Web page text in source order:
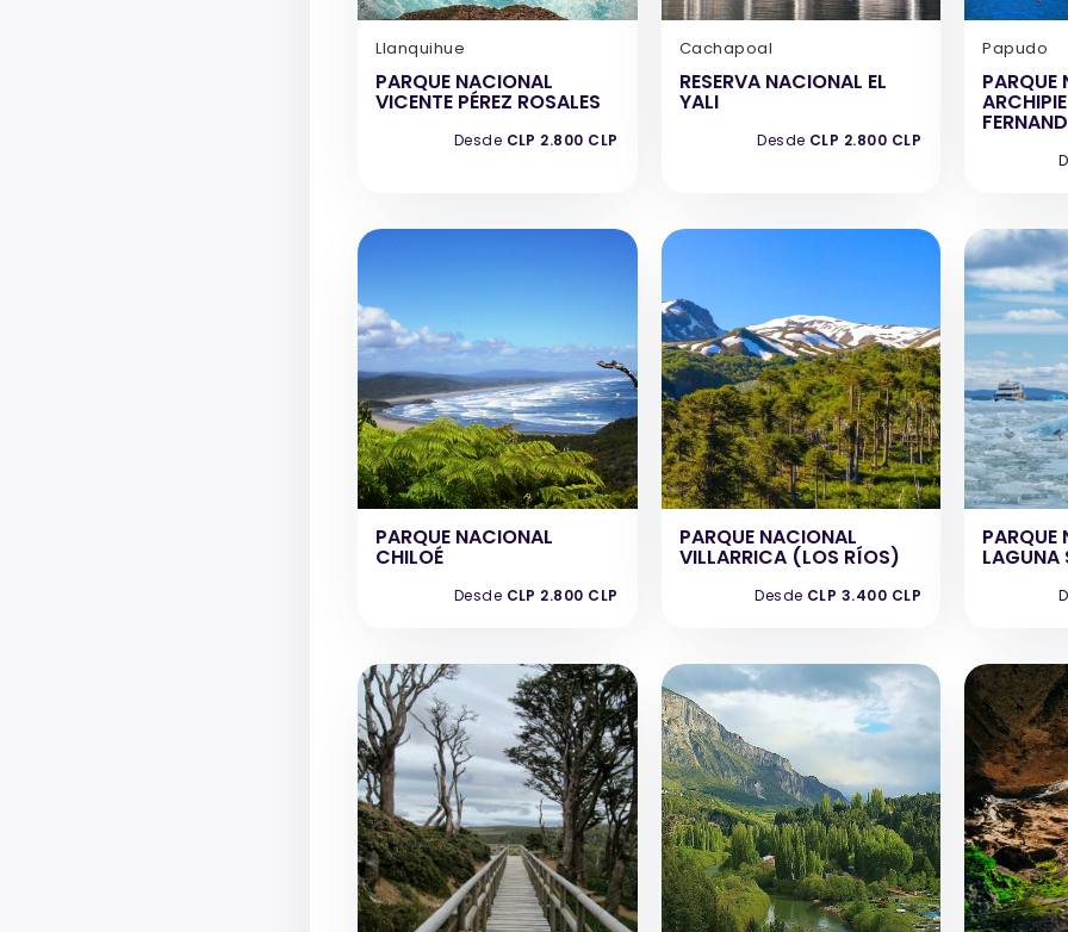
Llanquihue
PARQUE NACIONAL
VICENTE PÉREZ ROSALES
Desde CLP 2.800 CLP
Cachapoal
RESERVA NACIONAL EL
YALI
Desde CLP 2.800 CLP
Papudo
PARQUE
PARQUE NACIONAL
CHILOÉ
Desde CLP 2.800 CLP
PARQUE NACIONAL
VILLARRICA (LOS RÍOS)
Desde CLP 3.400 CLP
PARQUE
LAGUNA